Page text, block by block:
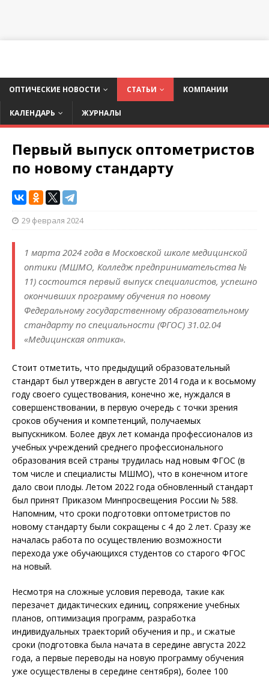
ОПТИЧЕСКИЕ НОВОСТИ СТАТЬИ КОМПАНИИ
КАЛЕНДАРЬ ЖУРНАЛЫ
Первый выпуск оптометристов
по новому стандарту
29 февраля 2024
1 марта 2024 года в Московской школе медицинской
оптики (МШМО, Колледж предпри­нима­тельства №
11) состоится первый выпуск специалистов, успешно
окончивших программу обучения по новому
Федеральному государственному образовательному
стандарту по специальности (ФГОС) 31.02.04
«Медицинская оптика».
Стоит отметить, что предыдущий образовательный
стандарт был утвержден в августе 2014 года и к восьмому
году своего существования, конечно же, нуждался в
совершенствовании, в первую очередь с точки зрения
сроков обучения и компетенций, получаемых
выпускником. Более двух лет команда профессионалов из
учебных учреждений среднего профессионального
образования всей страны трудилась над новым ФГОС (в
том числе и специа­листы МШМО), что в конечном итоге
дало свои плоды. Летом 2022 года обновленный стандарт
был принят Приказом Минпросвещения России № 588.
Напомним, что сроки подготовки оптометристов по
новому стандарту были сокращены с 4 до 2 лет. Сразу же
началась работа по осуществлению возможности
перехода уже обучающихся студентов со старого ФГОС
на новый.
Несмотря на сложные условия перевода, такие как
перезачет дидактических единиц, сопряжение учебных
планов, оптимизация программ, разработка
индивидуальных траекторий обучения и пр., и сжатые
сроки (подготовка была начата в середине августа 2022
года, а первые переводы на новую программу обучения
уже осуществлены в середине сентября), более 100